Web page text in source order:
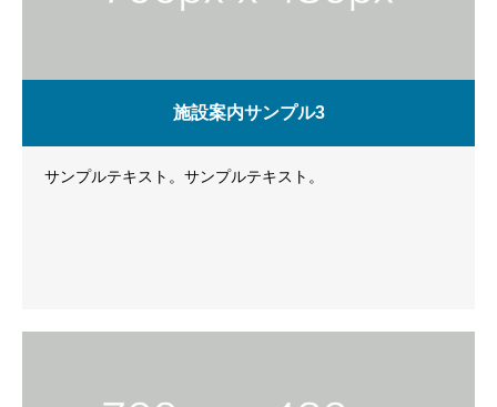
施設案内サンプル3
サンプルテキスト。サンプルテキスト。